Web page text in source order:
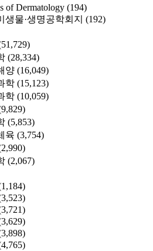
of Dermatology (194)
생물·생명공학회지 (192)
(28,334)
양 (16,049)
학 (15,123)
학 (10,059)
(5,853)
육 (3,754)
(2,067)